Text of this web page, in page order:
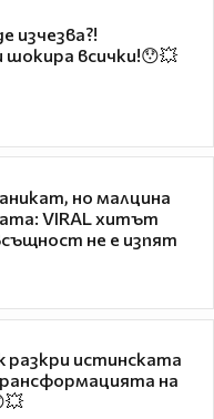
изчезва?!
всички!😯💥
но малцина
VIRAL хитът
не е изпят
истинската
на